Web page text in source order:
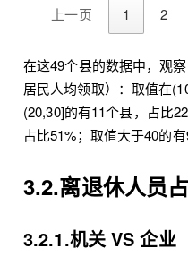
上一页 1 2
在这49个县的数据中，观
居民人均领取）：取值在
(20,30]的有11个县，占比
占比51%；取值大于40的有
3.2.离退休人员
3.2.1.机关 VS 企业